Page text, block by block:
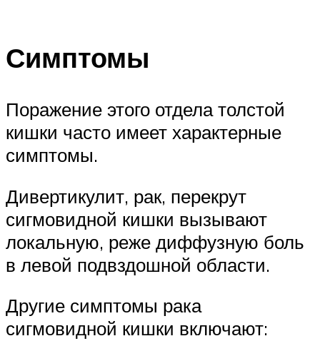
Симптомы
Поражение этого отдела толстой
кишки часто имеет характерные
симптомы.
Дивертикулит, рак, перекрут
сигмовидной кишки вызывают
локальную, реже диффузную боль
в левой подвздошной области.
Другие симптомы рака
сигмовидной кишки включают: